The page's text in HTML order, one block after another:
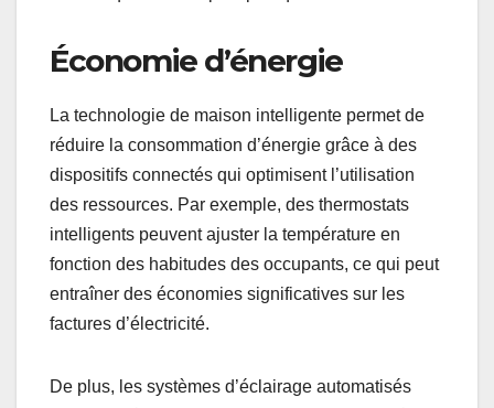
Économie d’énergie
La technologie de maison intelligente permet de
réduire la consommation d’énergie grâce à des
dispositifs connectés qui optimisent l’utilisation
des ressources. Par exemple, des thermostats
intelligents peuvent ajuster la température en
fonction des habitudes des occupants, ce qui peut
entraîner des économies significatives sur les
factures d’électricité.
De plus, les systèmes d’éclairage automatisés